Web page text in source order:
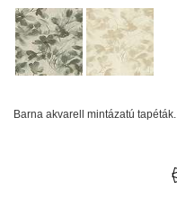
Barna akvarell mintázatú tapéták.